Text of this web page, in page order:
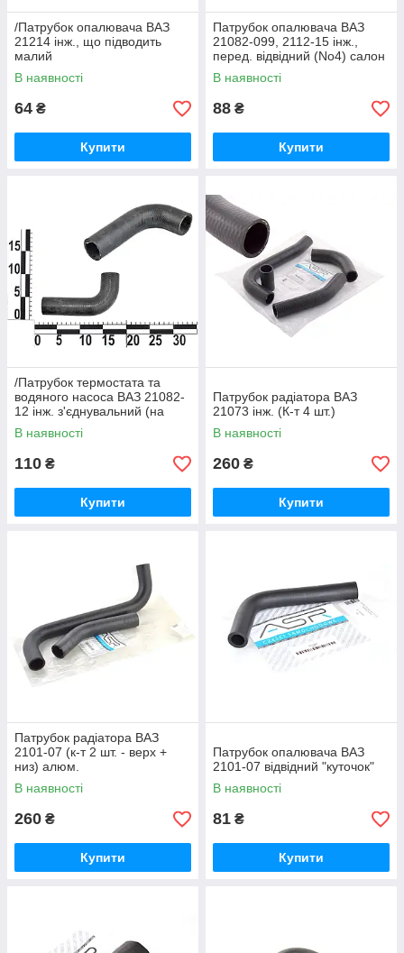
/Патрубок опалювача ВАЗ
21214 інж., що підводить
малий
В наявності
64 ₴
Купити
Патрубок опалювача ВАЗ
21082-099, 2112-15 інж.,
перед. відвідний (No4) салон
В наявності
88 ₴
Купити
/Патрубок термостата та
водяного насоса ВАЗ 21082-
12 інж. з'єднувальний (на
саксофон)
В наявності
110 ₴
Купити
Патрубок радіатора ВАЗ
21073 інж. (К-т 4 шт.)
В наявності
260 ₴
Купити
Патрубок радіатора ВАЗ
2101-07 (к-т 2 шт. - верх +
низ) алюм.
В наявності
260 ₴
Купити
Патрубок опалювача ВАЗ
2101-07 відвідний "куточок"
В наявності
81 ₴
Купити